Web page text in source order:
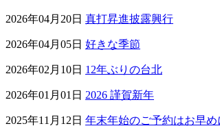
2026年04月20日 真打昇進披露興行
2026年04月05日 好きな季節
2026年02月10日 12年ぶりの台北
2026年01月01日 2026 謹賀新年
2025年11月12日 年末年始のご予約はお早め